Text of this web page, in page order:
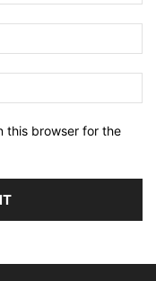
this browser for the